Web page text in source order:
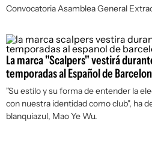
Convocatoria Asamblea General
La marca "Scalpers" vestirá
temporadas al Español de
"Su estilo y su forma de entender la
con nuestra identidad como club", ha
blanquiazul, Mao Ye Wu.